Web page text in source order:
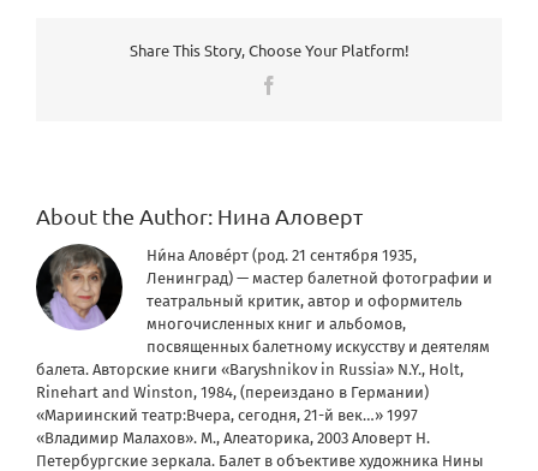
Share This Story, Choose Your Platform!
About the Author: Нина Аловерт
Ни́на Алове́рт (род. 21 сентября 1935,
Ленинград) — мастер балетной фотографии и
театральный критик, автор и оформитель
многочисленных книг и альбомов,
посвященных балетному искусству и деятелям
балета. Авторские книги «Baryshnikov in Russia» N.Y., Holt,
Rinehart and Winston, 1984, (переиздано в Германии)
«Мариинский театр:Вчера, сегодня, 21-й век…» 1997
«Владимир Малахов». М., Алеаторика, 2003 Аловерт Н.
Петербургские зеркала. Балет в объективе художника Нины